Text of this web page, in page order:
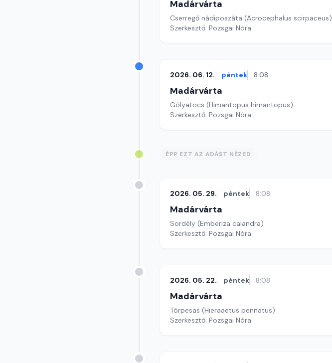
Madárvárta
Cserregő nádiposzáta (Acrocephalus scirpaceus)
Szerkesztő: Pozsgai Nóra
2026. 06. 12. péntek 8:08
Madárvárta
Gólyatöcs (Himantopus himantopus)
Szerkesztő: Pozsgai Nóra
ÉPP EZT AZ ADÁST NÉZED
2026. 05. 29. péntek 8:08
Madárvárta
Sordély (Emberiza calandra)
Szerkesztő: Pozsgai Nóra
2026. 05. 22. péntek 8:08
Madárvárta
Törpesas (Hieraaetus pennatus)
Szerkesztő: Pozsgai Nóra